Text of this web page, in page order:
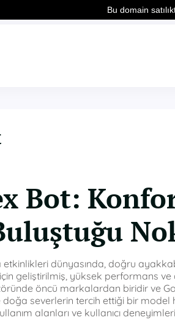
Bot:
dünyasında, doğru
geliştirilmiş, yüksek performans ve
öncü markalardan biridir ve
severlerin tercih ettiği bir model
alanları ve kullanıcı
Bu domain